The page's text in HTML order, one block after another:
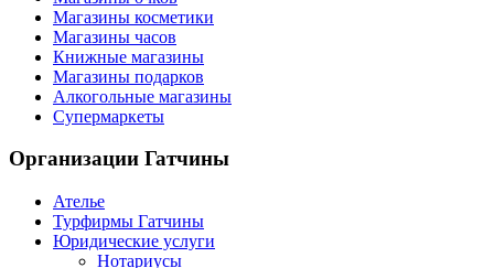
Магазины косметики
Магазины часов
Книжные магазины
Магазины подарков
Алкогольные магазины
Супермаркеты
Организации Гатчины
Ателье
Турфирмы Гатчины
Юридические услуги
Нотариусы